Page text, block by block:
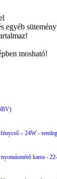
egyéb
mosható!
– 24W -
karra -